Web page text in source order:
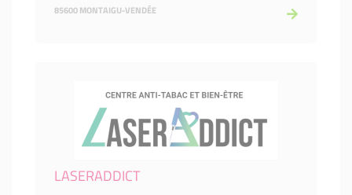
85600 MONTAIGU-VENDÉE
LASERADDICT